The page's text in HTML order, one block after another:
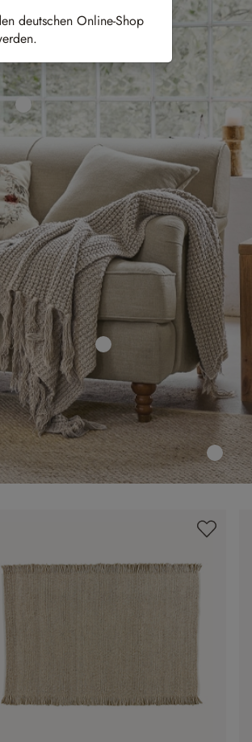
deutschen Online-Shop